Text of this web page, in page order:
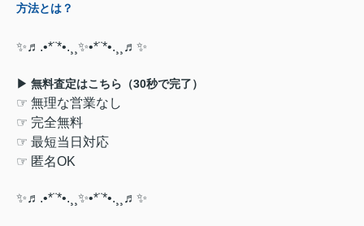
方法とは？
✨♬ .•*¨*•.¸¸ ✨•*¨*•. ¸¸♬ ✨
▶ 無料査定はこちら（30秒で完了）
☞ 無理な営業なし
☞ 完全無料
☞ 最短当日対応
☞ 匿名OK
✨♬ .•*¨*•.¸¸ ✨•*¨*•. ¸¸♬ ✨